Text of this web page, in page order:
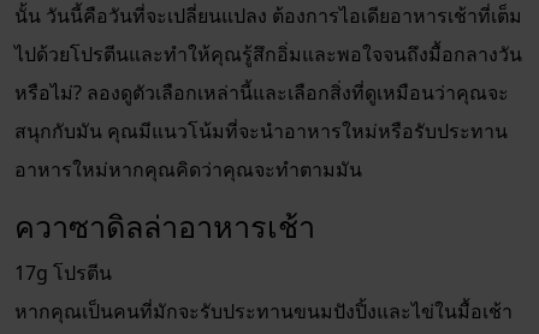
นั้น วันนี้คือวันที่จะเปลี่ยนแปลง ต้องการไอเดียอาหารเช้าที่เต็ม
ไปด้วยโปรตีนและทำให้คุณรู้สึกอิ่มและพอใจจนถึงมื้อกลางวัน
หรือไม่? ลองดูตัวเลือกเหล่านี้และเลือกสิ่งที่ดูเหมือนว่าคุณจะ
สนุกกับมัน คุณมีแนวโน้มที่จะนำอาหารใหม่หรือรับประทาน
อาหารใหม่หากคุณคิดว่าคุณจะทำตามมัน
ควาซาดิลล่าอาหารเช้า
17g โปรตีน
หากคุณเป็นคนที่มักจะรับประทานขนมปังปิ้งและไข่ในมื้อเช้า